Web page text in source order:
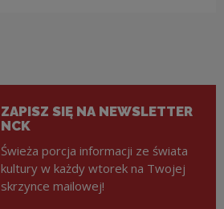
ZAPISZ SIĘ NA NEWSLETTER
NCK
Świeża porcja informacji ze świata
kultury w każdy wtorek na Twojej
skrzynce mailowej!